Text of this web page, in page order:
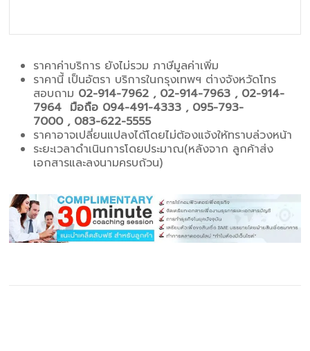
ราคาค่าบริการ ยังไม่รวม ภาษีมูลค่าเพิ่ม
ราคานี้ เป็นอัตรา บริการในกรุงเทพฯ ต่างจังหวัดโทร
สอบถาม 02-914-7962 , 02-914-7963 , 02-914-
7964 มือถือ 094-491-4333 , 095-793-
7000 , 083-622-5555
ราคาอาจเปลี่ยนแปลงได้โดยไม่ต้องแจ้งให้ทราบล่วงหน้า
ระยะเวลาดำเนินการโดยประมาณ(หลังจาก ลูกค้าส่ง
เอกสารและลงนามครบถ้วน)